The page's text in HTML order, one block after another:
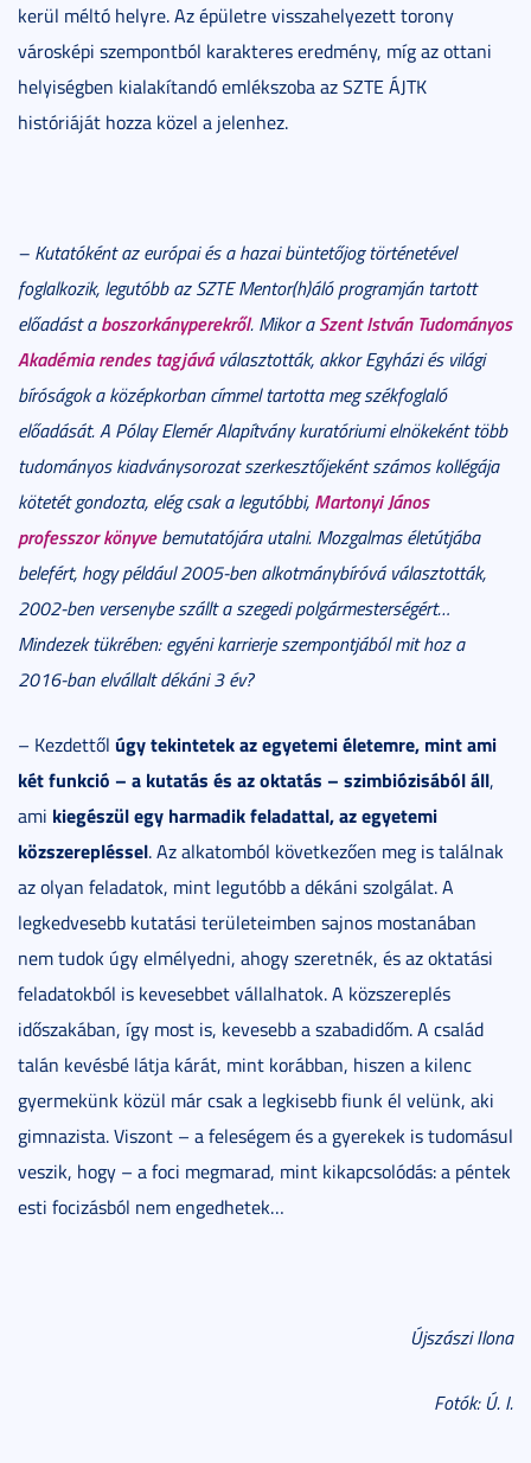
kerül méltó helyre. Az épületre visszahelyezett torony
városképi szempontból karakteres eredmény, míg az ottani
helyiségben kialakítandó emlékszoba az SZTE ÁJTK
históriáját hozza közel a jelenhez.
– Kutatóként az európai és a hazai büntetőjog történetével
foglalkozik, legutóbb az SZTE Mentor(h)áló programján tartott
előadást aboszorkányperekről. Mikor aSzent István Tudományos
Akadémia rendes tagjáváválasztották, akkor Egyházi és világi
bíróságok a középkorban címmel tartotta meg székfoglaló
előadását. A Pólay Elemér Alapítvány kuratóriumi elnökeként több
tudományos kiadványsorozat szerkesztőjeként számos kollégája
kötetét gondozta, elég csak a legutóbbi, Martonyi János
professzor könyvebemutatójára utalni. Mozgalmas életútjába
belefért, hogy például 2005-ben alkotmánybíróvá választották,
2002-ben versenybe szállt a szegedi polgármesterségért…
Mindezek tükrében: egyéni karrierje szempontjából mit hoz a
2016-ban elvállalt dékáni 3 év?
– Kezdettől úgy tekintetek az egyetemi életemre, mint ami
két funkció – a kutatás és az oktatás – szimbiózisából áll,
ami kiegészül egy harmadik feladattal, az egyetemi
közszerepléssel. Az alkatomból következően meg is találnak
az olyan feladatok, mint legutóbb a dékáni szolgálat. A
legkedvesebb kutatási területeimben sajnos mostanában
nem tudok úgy elmélyedni, ahogy szeretnék, és az oktatási
feladatokból is kevesebbet vállalhatok. A közszereplés
időszakában, így most is, kevesebb a szabadidőm. A család
talán kevésbé látja kárát, mint korábban, hiszen a kilenc
gyermekünk közül már csak a legkisebb fiunk él velünk, aki
gimnazista. Viszont – a feleségem és a gyerekek is tudomásul
veszik, hogy – a foci megmarad, mint kikapcsolódás: a péntek
esti focizásból nem engedhetek…
Újszászi Ilona
Fotók: Ú. I.